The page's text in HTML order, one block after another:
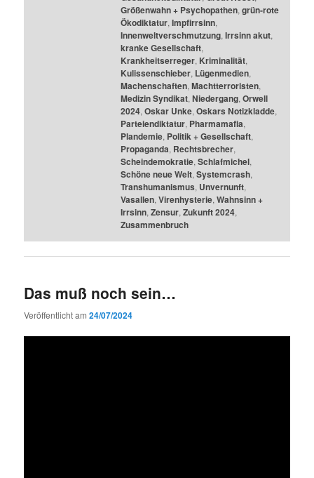
Größenwahn + Psychopathen, grün-rote
Ökodiktatur, Impfirrsinn,
Innenweltverschmutzung, Irrsinn akut,
kranke Gesellschaft,
Krankheitserreger, Kriminalität,
Kulissenschieber, Lügenmedien,
Machenschaften, Machtterroristen,
Medizin Syndikat, Niedergang, Orwell
2024, Oskar Unke, Oskars Notizkladde,
Parteiendiktatur, Pharmamafia,
Plandemie, Politik + Gesellschaft,
Propaganda, Rechtsbrecher,
Scheindemokratie, Schlafmichel,
Schöne neue Welt, Systemcrash,
Transhumanismus, Unvernunft,
Vasallen, Virenhysterie, Wahnsinn +
Irrsinn, Zensur, Zukunft 2024,
Zusammenbruch
Das muß noch sein…
Veröffentlicht am24/07/2024